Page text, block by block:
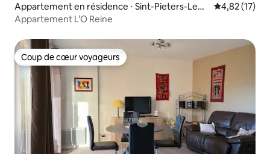
Appartement en résidence ⋅ Sint-Pieters-Leeu
w
Évaluation
4,82 (17)
Appartement L'O Reine
Coup de cœur voyageurs
Coup de cœur voyageurs